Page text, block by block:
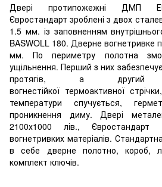
Двері протипожежні ДМП
Євростандарт зроблені з двох
1.5 мм. із заповненням
BASWOLL 180. Дверне вогнетривке
мм. По периметру полотна
ущільнення. Перший з них
протягів, а
вогнестійкої термоактивної
температури спучується,
проникнення диму. Двері
2100х1000 лів.,
вогнетривких матеріалів.
в себе дверне полотно, короб,
комплект ключів.